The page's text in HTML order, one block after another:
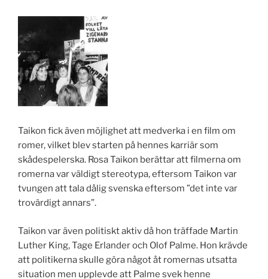
Taikon fick även möjlighet att medverka i en film om
romer, vilket blev starten på hennes karriär som
skådespelerska. Rosa Taikon berättar att filmerna om
romerna var väldigt stereotypa, eftersom Taikon var
tvungen att tala dålig svenska eftersom ”det inte var
trovärdigt annars”.
Taikon var även politiskt aktiv då hon träffade Martin
Luther King, Tage Erlander och Olof Palme. Hon krävde
att politikerna skulle göra något åt romernas utsatta
situation men upplevde att Palme svek henne